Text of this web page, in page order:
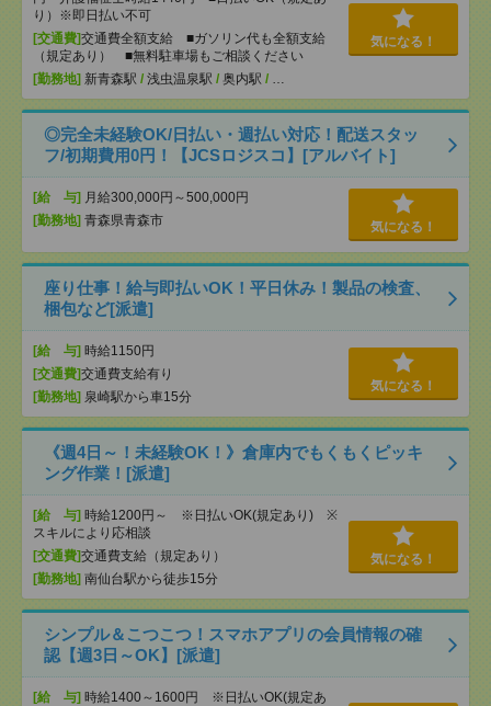
り）※即日払い不可
[交通費]交通費全額支給 ■ガソリン代も全額支給
（規定あり） ■無料駐車場もご相談ください
[勤務地] 新青森駅 / 浅虫温泉駅 / 奥内駅 / …
気になる！
◎完全未経験OK/日払い・週払い対応！配送スタッ
フ/初期費用0円！【JCSロジスコ】[アルバイト]
[給 与] 月給300,000円～500,000円
[勤務地] 青森県青森市 気になる！
座り仕事！給与即払いOK！平日休み！製品の検査、
梱包など[派遣]
[給 与] 時給1150円
[交通費]交通費支給有り
[勤務地] 泉崎駅から車15分
気になる！
《週4日～！未経験OK！》倉庫内でもくもくピッキ
ング作業！[派遣]
[給 与] 時給1200円～ ※日払いOK(規定あり) ※
スキルにより応相談
[交通費]交通費支給（規定あり）
[勤務地] 南仙台駅から徒歩15分
気になる！
シンプル＆こつこつ！スマホアプリの会員情報の確
認【週3日～OK】[派遣]
[給 与] 時給1400～1600円 ※日払いOK(規定あ